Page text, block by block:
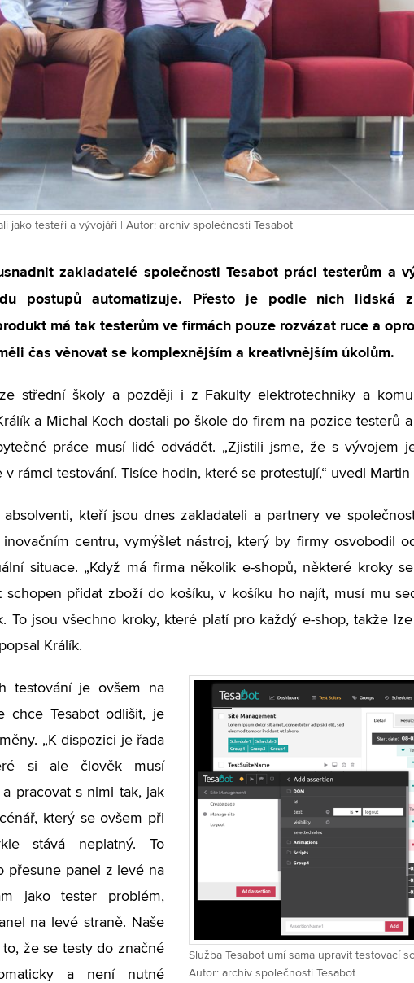
jako testeři a vývojáři | Autor: archiv společnosti Tesabot
zakladatelé společnosti Tesabot práci testerům a
postupů automatizuje. Přesto je podle nich lidská
má tak testerům ve firmách pouze rozvázat ruce a
čas věnovat se komplexnějším a kreativnějším úkolům.
střední školy a později i z Fakulty elektrotechniky a
a Michal Koch dostali po škole do firem na pozice testerů
práce musí lidé odvádět. „Zjistili jsme, že s vývojem
rámci testování. Tisíce hodin, které se protestují,“ uvedl Martin
kteří jsou dnes zakladateli a partnery ve
centru, vymýšlet nástroj, který by firmy osvobodil
situace. „Když má firma několik e-shopů, některé kroky
schopen přidat zboží do košíku, v košíku ho najít, musí mu
To jsou všechno kroky, které platí pro každý e-shop, takže
Králík.
Služba Tesabot umí sama upravit testovací
Autor: archiv společnosti Tesabot
testování je ovšem na
chce Tesabot odlišit, je
„K dispozici je řada
si ale člověk musí
pracovat s nimi tak, jak
který se ovšem při
stává neplatný. To
přesune panel z levé na
jako tester problém,
na levé straně. Naše
že se testy do značné
a není nutné